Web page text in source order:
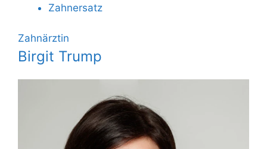
Zahnersatz
Zahnärztin
Birgit Trump